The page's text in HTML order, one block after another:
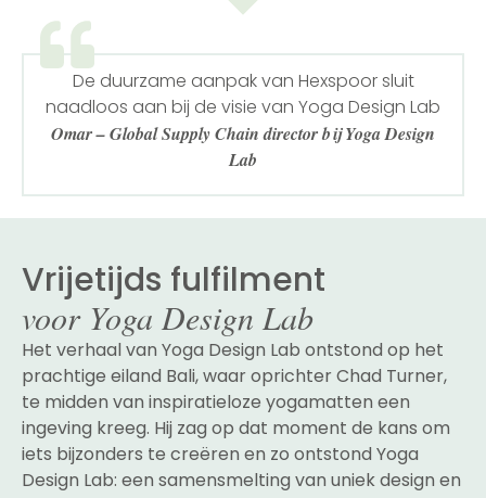
De duurzame aanpak van Hexspoor sluit
naadloos aan bij de visie van Yoga Design Lab
Omar – Global Supply Chain director bij Yoga Design
Lab
Vrijetijds fulfilment
voor Yoga Design Lab
Het verhaal van Yoga Design Lab ontstond op het
prachtige eiland Bali, waar oprichter Chad Turner,
te midden van inspiratieloze yogamatten een
ingeving kreeg. Hij zag op dat moment de kans om
iets bijzonders te creëren en zo ontstond Yoga
Design Lab: een samensmelting van uniek design en